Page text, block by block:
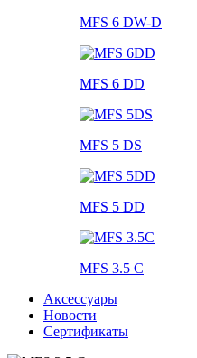
MFS 6 DW-D
MFS 6 DD
MFS 5 DS
MFS 5 DD
MFS 3.5 C
Аксессуары
Новости
Сертификаты